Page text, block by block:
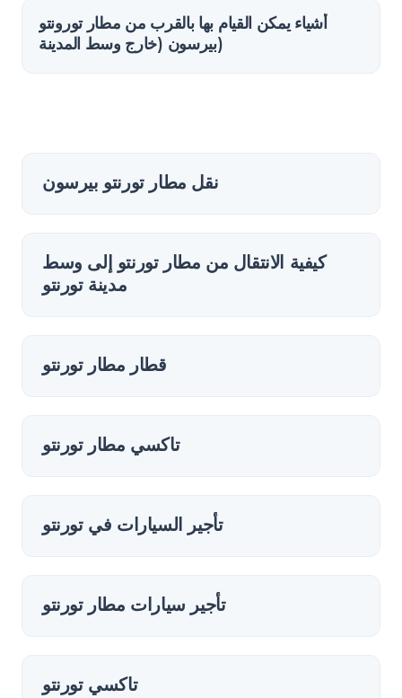
أشياء يمكن القيام بها بالقرب من مطار تورونتو
بيرسون (خارج وسط المدينة)
نقل مطار تورنتو بيرسون
كيفية الانتقال من مطار تورنتو إلى وسط
مدينة تورنتو
قطار مطار تورنتو
تاكسي مطار تورنتو
تأجير السيارات في تورنتو
تأجير سيارات مطار تورنتو
تاكسي تورنتو